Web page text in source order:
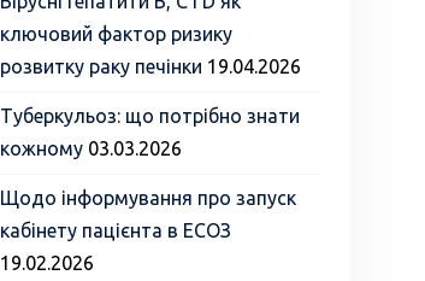
ключовий фактор ризику
розвитку раку печінки 19.04.2026
Туберкульоз: що потрібно знати
кожному 03.03.2026
Щодо інформування про запуск
кабінету пацієнта в ЕСОЗ
19.02.2026